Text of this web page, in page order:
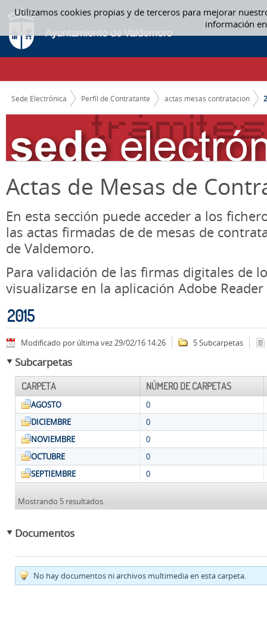
Utilizamos cookies propias y de terceros para mejorar
información
Saltar al contenido
2015 - ACTAS MESAS CONTRATACION
CAMINO DE MIGAS
Sede Electrónica Perfil de Contratante actas mesas contratacion
Actas de Mesas de
En esta sección puede acceder a los
las actas firmadas de de mesas de
de Valdemoro.
Para validación de las firmas digitales de
visualizarse en la aplicación Adobe Reader
2015
Modificado por última vez 29/02/16 14:26 5 Subcarpetas
Subcarpetas
CARPETA NÚMERO DE CARPETAS
AGOSTO
0
DICIEMBRE
0
NOVIEMBRE
0
OCTUBRE
0
SEPTIEMBRE
0
Mostrando 5 resultados.
Documentos
No hay documentos ni archivos multimedia en esta carpeta.